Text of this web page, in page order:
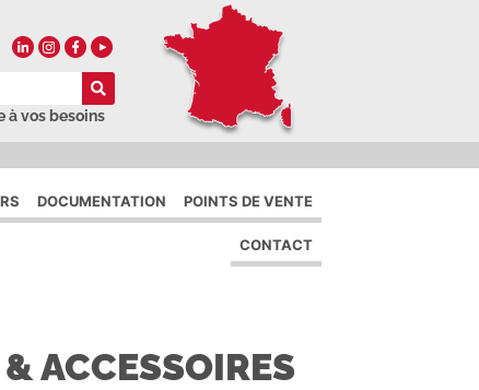
à vos besoins
DOCUMENTATION POINTS DE VENTE
CONTACT
ACCESSOIRES